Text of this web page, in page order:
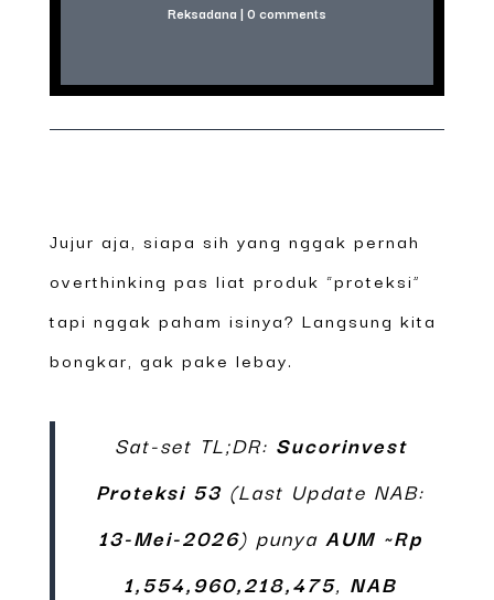
Reksadana | 0 comments
Jujur aja, siapa sih yang nggak pernah
overthinking pas liat produk “proteksi”
tapi nggak paham isinya? Langsung kita
bongkar, gak pake lebay.
Sat-set TL;DR: Sucorinvest
Proteksi 53 (Last Update NAB:
13-Mei-2026) punya AUM ~Rp
1,554,960,218,475, NAB